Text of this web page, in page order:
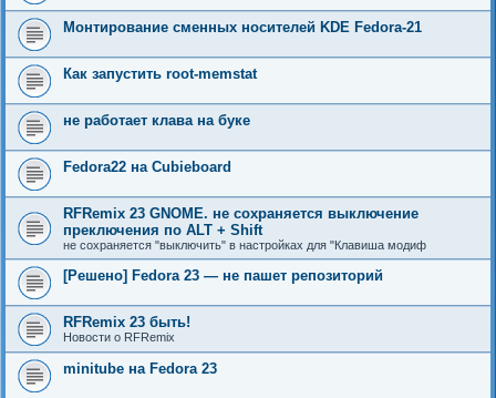
Монтирование сменных носителей KDE Fedora-21
Как запустить root-memstat
не работает клава на буке
Fedora22 на Cubieboard
RFRemix 23 GNOME. не сохраняется выключение
преключения по ALT + Shift
не сохраняется "выключить" в настройках для "Клавиша модиф
[Решено] Fedora 23 — не пашет репозиторий
RFRemix 23 быть!
Новости о RFRemix
minitube на Fedora 23